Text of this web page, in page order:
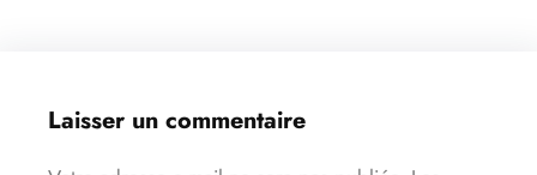
Laisser un commentaire